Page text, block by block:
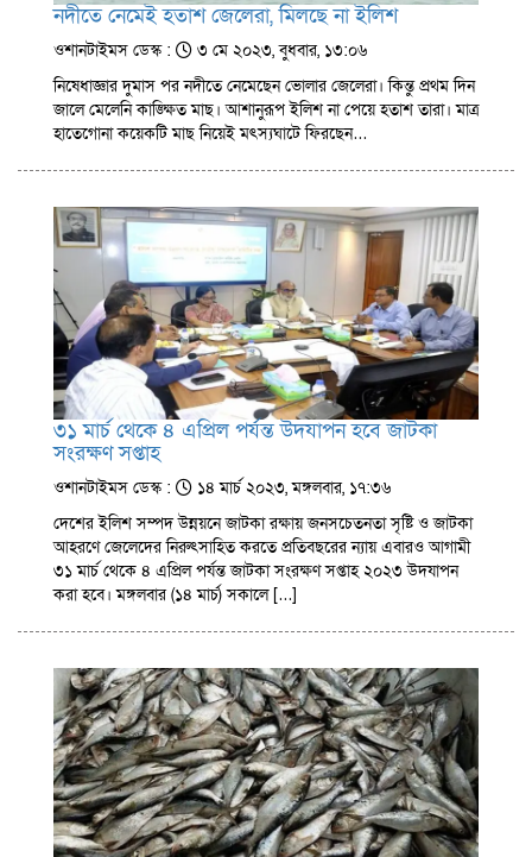
নদীতে নেমেই হতাশ জেলেরা, মিলছে না ইলিশ
ওশানটাইমস ডেস্ক :
৩ মে ২০২৩, বুধবার, ১৩:০৬
নিষেধাজ্ঞার দুমাস পর নদীতে নেমেছেন ভোলার জেলেরা। কিন্তু প্রথম দিন
জালে মেলেনি কাঙ্ক্ষিত মাছ। আশানুরূপ ইলিশ না পেয়ে হতাশ তারা। মাত্র
হাতেগোনা কয়েকটি মাছ নিয়েই মৎস্যঘাটে ফিরছেন…
৩১ মার্চ থেকে ৪ এপ্রিল পর্যন্ত উদযাপন হবে জাটকা
সংরক্ষণ সপ্তাহ
ওশানটাইমস ডেস্ক :
১৪ মার্চ ২০২৩, মঙ্গলবার, ১৭:৩৬
দেশের ইলিশ সম্পদ উন্নয়নে জাটকা রক্ষায় জনসচেতনতা সৃষ্টি ও জাটকা
আহরণে জেলেদের নিরুৎসাহিত করতে প্রতিবছরের ন্যায় এবারও আগামী
৩১ মার্চ থেকে ৪ এপ্রিল পর্যন্ত জাটকা সংরক্ষণ সপ্তাহ ২০২৩ উদযাপন
করা হবে। মঙ্গলবার (১৪ মার্চ) সকালে […]